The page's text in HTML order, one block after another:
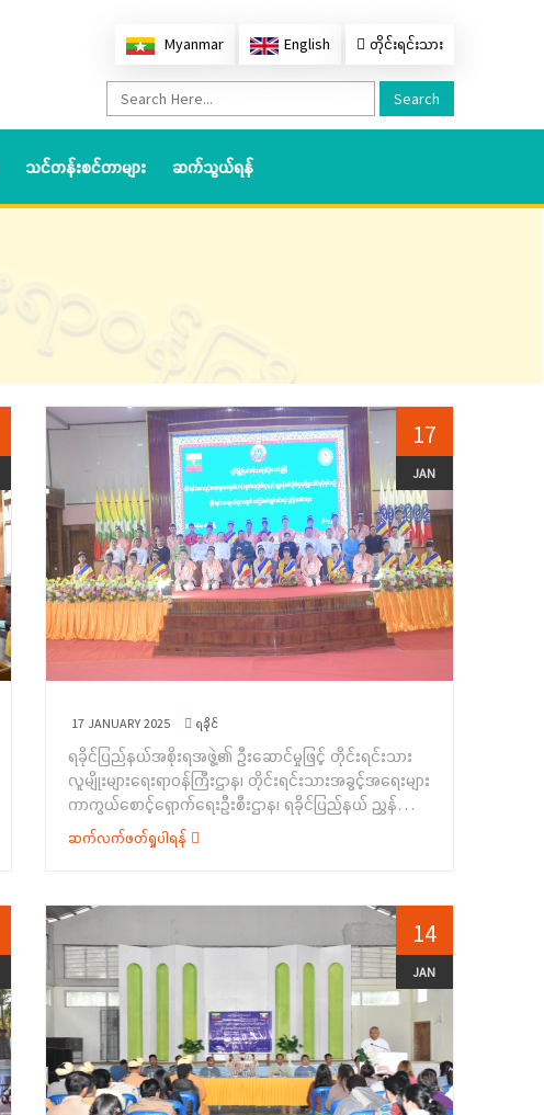
Myanmar English တိုင်းရင်းသား
Search
သင်တန်းစင်တာများ ဆက်သွယ်ရန်
17
JAN
17 JANUARY 2025 ရခိုင်
ရခိုင်ပြည်နယ်အစိုးရအဖွဲ့၏ ဦးဆောင်မှုဖြင့် တိုင်းရင်းသား
လူမျိုးများရေးရာဝန်ကြီးဌာန၊ တိုင်းရင်းသားအခွင့်အရေးများ
ကာကွယ်စောင့်ရှောက်ရေးဦးစီးဌာန၊ ရခိုင်ပြည်နယ် ညွှန်ကြား
ရေးမှူးရုံးနှင့် လူမှုဝန်ထမ်းဦးစီးဌာနတို့ ပူးပေါင်းဖွင့်လှစ်သည့်
တိုင်းရင်းသားလူငယ်များအတွက် အခြေခံစက်ချုပ်သင်တန်း
ရခိုင်ပြည်နယ်၊ စစ်တွေမြို့၊ ခိုင်သဇင်ခန်းမ၌ ကျင်းပပြုလုပ်ခဲ့
ပါသည်။အခမ်းအနားတွင် ရခိုင်ပြည်နယ်အစိုးရအဖွဲ့၊
ပြည်နယ်ဝန်ကြီးချုပ် ဦးထိန်လင်းမှ ရခိုင်ပြည်နယ်
အစိုးရအဖွဲ့အနေဖြင့် ရခိုင်ပြည်နယ်ဖွံ့ဖြိုးတိုးတက်ရေးနှင့်
ရခိုင်တိုင်းရင်းသားများ၏ လူမှုစီးပွားဘဝဖွံ့ဖြိုးတိုးတက်ရေး
အတွက် ပညာရေး၊ ကျန်းမာရေး၊ စီးပွားရေးစသဖြင့် ကဏ္ဍ
ပေါင်းစုံတိုးတက်မှု ရရှိအောင်ဆောင်ရွက်လျက်ရှိပါကြောင်း၊
&nbsp; ရခိုင်တိုင်းရင်းသားပြည်သူများက လည်း အတူတကွ
လက်တွဲ ကြိုးပမ်းဆောင်ရွက်သွားကြရန် လိုအပ်ပါကြောင်း၊
ဆက်လက်ဖတ်ရှုပါရန်
14
JAN